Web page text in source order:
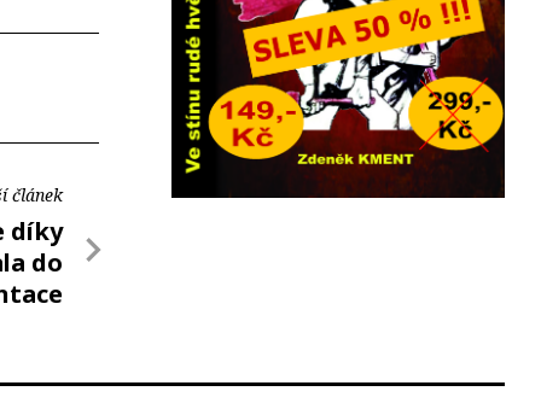
článek
díky
do